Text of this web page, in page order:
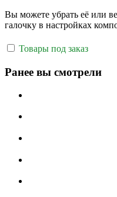
Вы можете убрать её или
галочку в настройках
Товары под заказ
Ранее вы смотрели